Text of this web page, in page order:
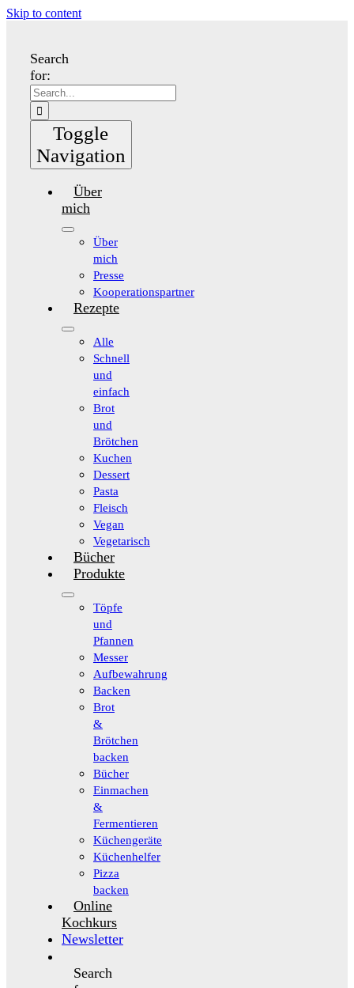
Skip to content
Search
for:
Toggle
Navigation
Über
mich
Über
mich
Presse
Kooperationspartner
Rezepte
Alle
Schnell
und
einfach
Brot
und
Brötchen
Kuchen
Dessert
Pasta
Fleisch
Vegan
Vegetarisch
Bücher
Produkte
Töpfe
und
Pfannen
Messer
Aufbewahrung
Backen
Brot
&
Brötchen
backen
Bücher
Einmachen
&
Fermentieren
Küchengeräte
Küchenhelfer
Pizza
backen
Online
Kochkurs
Newsletter
Search